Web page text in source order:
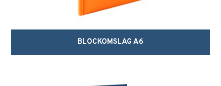
BLOCKOMSLAG A6